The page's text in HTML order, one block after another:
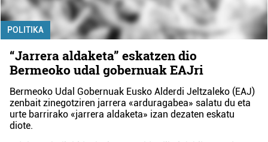
POLITIKA
“Jarrera aldaketa” eskatzen dio
Bermeoko udal gobernuak EAJri
Bermeoko Udal Gobernuak Eusko Alderdi Jeltzaleko (EAJ)
zenbait zinegotziren jarrera «arduragabea» salatu du eta
urte barrirako «jarrera aldaketa» izan dezaten eskatu
diote.